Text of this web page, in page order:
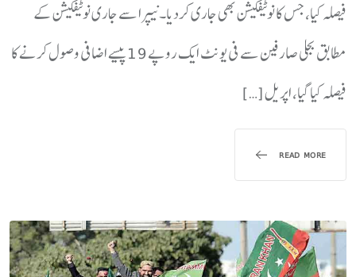
فیصلہ کیا، جس کا نوٹیفکیشن بھی جاری کردیا۔نیپرا سے جاری نوٹیفکیشن کے
مطابق بجلی صارفین سے فی یونٹ ایک روپے 19 پیسے اضافی وصول کرنے کا
فیصلہ کیا گیا، اپریل […]
READ MORE